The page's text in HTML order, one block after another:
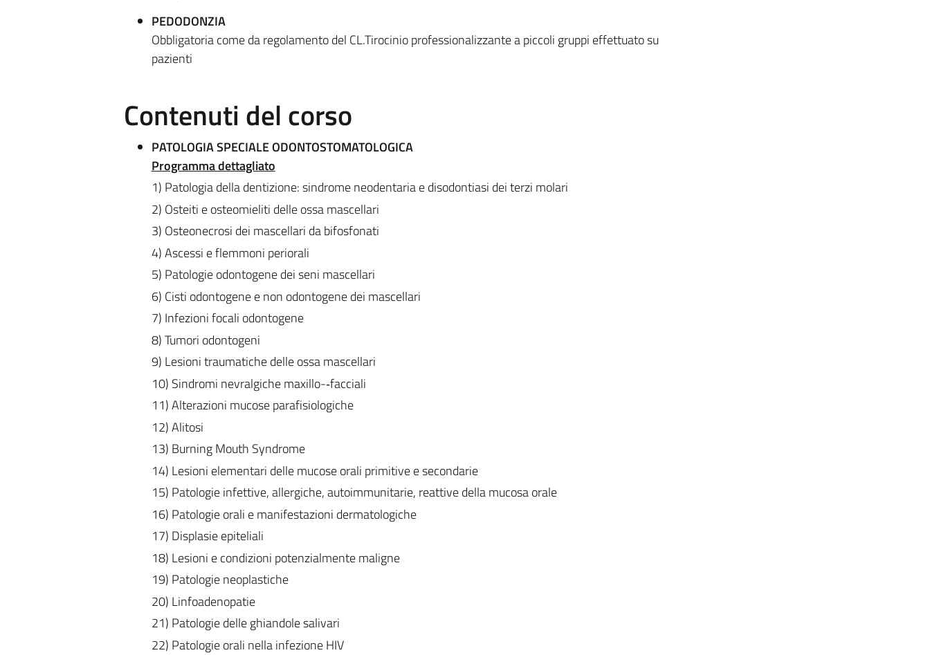
PEDODONZIA
Obbligatoria come da regolamento del CL.Tirocinio professionalizzante a piccoli gruppi effettuato su
pazienti
Contenuti del corso
PATOLOGIA SPECIALE ODONTOSTOMATOLOGICA
Programma dettagliato
1) Patologia della dentizione: sindrome neodentaria e disodontiasi dei terzi molari
2) Osteiti e osteomieliti delle ossa mascellari
3) Osteonecrosi dei mascellari da bifosfonati
4) Ascessi e flemmoni periorali
5) Patologie odontogene dei seni mascellari
6) Cisti odontogene e non odontogene dei mascellari
7) Infezioni focali odontogene
8) Tumori odontogeni
9) Lesioni traumatiche delle ossa mascellari
10) Sindromi nevralgiche maxillo-‐facciali
11) Alterazioni mucose parafisiologiche
12) Alitosi
13) Burning Mouth Syndrome
14) Lesioni elementari delle mucose orali primitive e secondarie
15) Patologie infettive, allergiche, autoimmunitarie, reattive della mucosa orale
16) Patologie orali e manifestazioni dermatologiche
17) Displasie epiteliali
18) Lesioni e condizioni potenzialmente maligne
19) Patologie neoplastiche
20) Linfoadenopatie
21) Patologie delle ghiandole salivari
22) Patologie orali nella infezione HIV